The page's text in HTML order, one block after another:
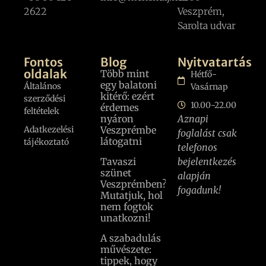
2622
Veszprém,
Sarolta udvar
Fontos
oldalak
Általános
szerződési
feltételek
Adatkezelési
tájékoztató
Blog
Több mint
egy balatoni
kitérő: ezért
érdemes
nyáron
Veszprémbe
látogatni
Tavaszi
szünet
Veszprémben?
Mutatjuk, hol
nem fogtok
unatkozni!
A szabadulás
művészete:
tippek, hogy
Nyitvatartás
Hétfő-
Vasárnap
10.00-22.00
Aznapi
foglalást csak
telefonos
bejelentkezés
alapján
fogadunk!